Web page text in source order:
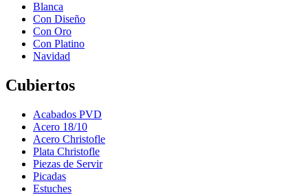
Blanca
Con Diseño
Con Oro
Con Platino
Navidad
Cubiertos
Acabados PVD
Acero 18/10
Acero Christofle
Plata Christofle
Piezas de Servir
Picadas
Estuches